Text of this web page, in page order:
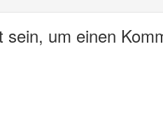
sein, um einen